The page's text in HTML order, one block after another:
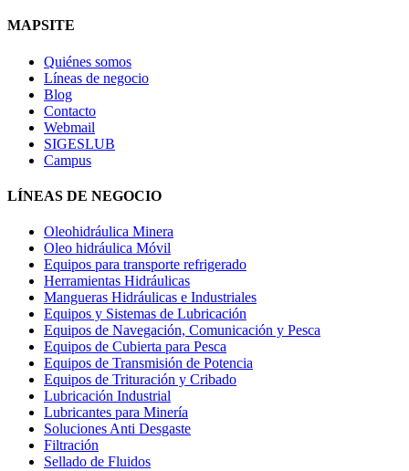
MAPSITE
Quiénes somos
Líneas de negocio
Blog
Contacto
Webmail
SIGESLUB
Campus
LÍNEAS DE NEGOCIO
Oleohidráulica Minera
Oleo hidráulica Móvil
Equipos para transporte refrigerado
Herramientas Hidráulicas
Mangueras Hidráulicas e Industriales
Equipos y Sistemas de Lubricación
Equipos de Navegación, Comunicación y Pesca
Equipos de Cubierta para Pesca
Equipos de Transmisión de Potencia
Equipos de Trituración y Cribado
Lubricación Industrial
Lubricantes para Minería
Soluciones Anti Desgaste
Filtración
Sellado de Fluidos